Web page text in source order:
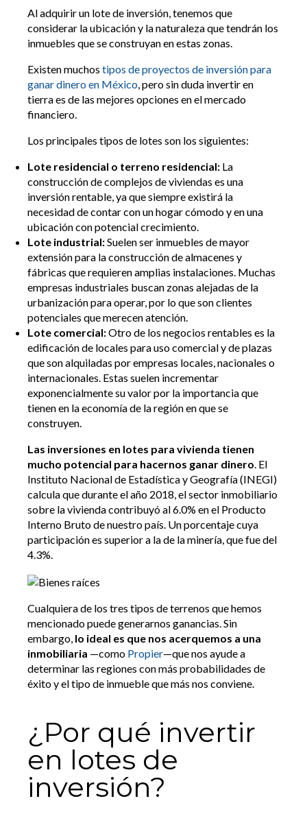
Al adquirir un lote de inversión, tenemos que
considerar la ubicación y la naturaleza que tendrán los
inmuebles que se construyan en estas zonas.
Existen muchos tipos de proyectos de inversión para
ganar dinero en México, pero sin duda invertir en
tierra es de las mejores opciones en el mercado
financiero.
Los principales tipos de lotes son los siguientes:
Lote residencial o terreno residencial: La
construcción de complejos de viviendas es una
inversión rentable, ya que siempre existirá la
necesidad de contar con un hogar cómodo y en una
ubicación con potencial crecimiento.
Lote industrial:Suelen ser inmuebles de mayor
extensión para la construcción de almacenes y
fábricas que requieren amplias instalaciones. Muchas
empresas industriales buscan zonas alejadas de la
urbanización para operar, por lo que son clientes
potenciales que merecen atención.
Lote comercial:Otro de los negocios rentables es la
edificación de locales para uso comercial y de plazas
que son alquiladas por empresas locales, nacionales o
internacionales. Estas suelen incrementar
exponencialmente su valor por la importancia que
tienen en la economía de la región en que se
construyen.
Las inversiones en lotes para vivienda tienen
mucho potencial para hacernos ganar dinero. El
Instituto Nacional de Estadística y Geografía (INEGI)
calcula que durante el año 2018, el sector inmobiliario
sobre la vivienda contribuyó al 6.0% en el Producto
Interno Bruto de nuestro país. Un porcentaje cuya
participación es superior a la de la minería, que fue del
4.3%.
Cualquiera de los tres tipos de terrenos que hemos
mencionado puede generarnos ganancias. Sin
embargo, lo ideal es que nos acerquemos a una
inmobiliaria —como Propier—que nos ayude a
determinar las regiones con más probabilidades de
éxito y el tipo de inmueble que más nos conviene.
¿Por qué invertir
en lotes de
inversión?